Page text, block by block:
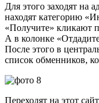
Для этого заходят на
находят категорию
«Получите» кликают
А в колонке
После этого в
список обменников,
Переходят на этот